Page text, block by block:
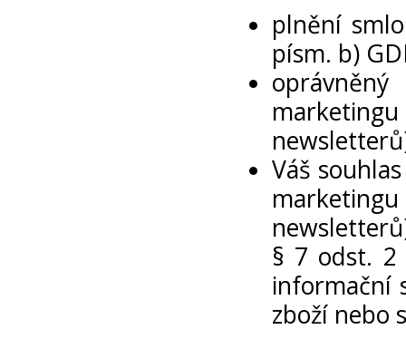
plnění
písm. b)
Váš
§ 7 odst. 2
informační
zboží nebo